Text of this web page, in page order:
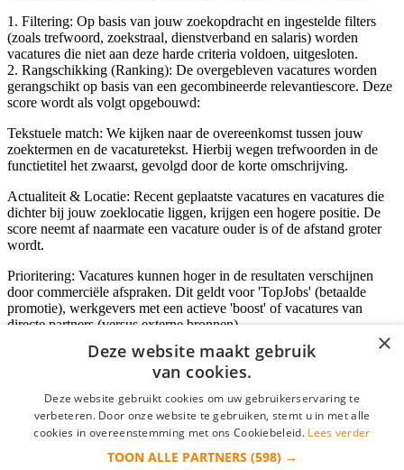
1. Filtering: Op basis van jouw zoekopdracht en ingestelde filters
(zoals trefwoord, zoekstraal, dienstverband en salaris) worden
vacatures die niet aan deze harde criteria voldoen, uitgesloten.
2. Rangschikking (Ranking): De overgebleven vacatures worden
gerangschikt op basis van een gecombineerde relevantiescore. Deze
score wordt als volgt opgebouwd:
Tekstuele match: We kijken naar de overeenkomst tussen jouw
zoektermen en de vacaturetekst. Hierbij wegen trefwoorden in de
functietitel het zwaarst, gevolgd door de korte omschrijving.
Actualiteit & Locatie: Recent geplaatste vacatures en vacatures die
dichter bij jouw zoeklocatie liggen, krijgen een hogere positie. De
score neemt af naarmate een vacature ouder is of de afstand groter
wordt.
Prioritering: Vacatures kunnen hoger in de resultaten verschijnen
door commerciële afspraken. Dit geldt voor 'TopJobs' (betaalde
promotie), werkgevers met een actieve 'boost' of vacatures van
directe partners (versus externe bronnen).
Inloggen als bedrijf
*
×
Deze website maakt gebruik
van cookies.
Deze website gebruikt cookies om uw gebruikerservaring te
verbeteren. Door onze website te gebruiken, stemt u in met alle
cookies in overeenstemming met ons Cookiebeleid. Lees verder
TOON ALLE PARTNERS (598) →